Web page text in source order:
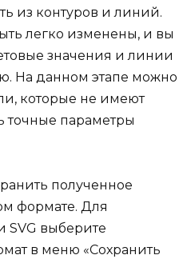
из контуров и линий.
легко изменены, и вы
значения и линии
На данном этапе можно
которые не имеют
точные параметры
полученное
формате. Для
SVG выберите
в меню «Сохранить